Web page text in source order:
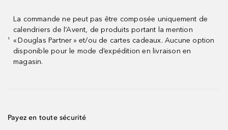
¹
La commande ne peut pas être composée uniquement de
calendriers de l’Avent, de produits portant la mention
« Douglas Partner » et/ou de cartes cadeaux. Aucune option
disponible pour le mode d’expédition en livraison en
magasin.
Payez en toute sécurité